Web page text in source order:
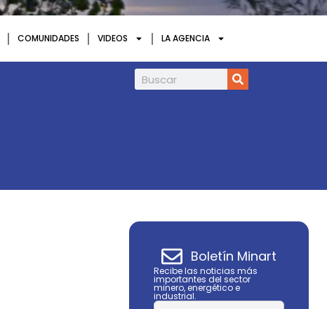
COMUNIDADES VIDEOS LA AGENCIA
Infield Minerals amplía en 85% la
Boletín Minart
Recibe las noticias más
importantes del sector
minero, energético e
industrial.